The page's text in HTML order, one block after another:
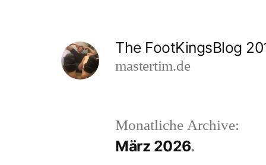
The FootKingsBlog
mastertim.de
Monatliche Archive:
März 2026